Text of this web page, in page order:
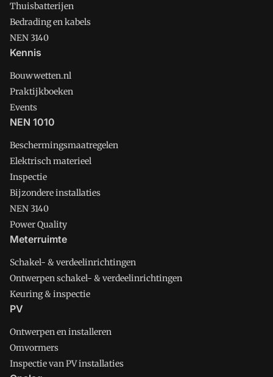
Thuisbatterijen
Bedrading en kabels
NEN 3140
Kennis
Bouwwetten.nl
Praktijkboeken
Events
NEN 1010
Beschermingsmaatregelen
Elektrisch materieel
Inspectie
Bijzondere installaties
NEN 3140
Power Quality
Meterruimte
Schakel- & verdeelinrichtingen
Ontwerpen schakel- & verdeelinrichtingen
Keuring & inspectie
PV
Ontwerpen en installeren
Omvormers
Inspectie van PV installaties